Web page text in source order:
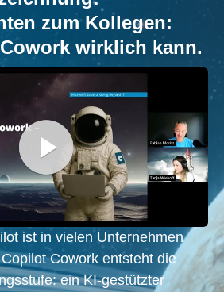
zum Kollegen:
wirklich kann.​
ist in vielen Unternehmen
Cowork entsteht die
ein KI-gestützter